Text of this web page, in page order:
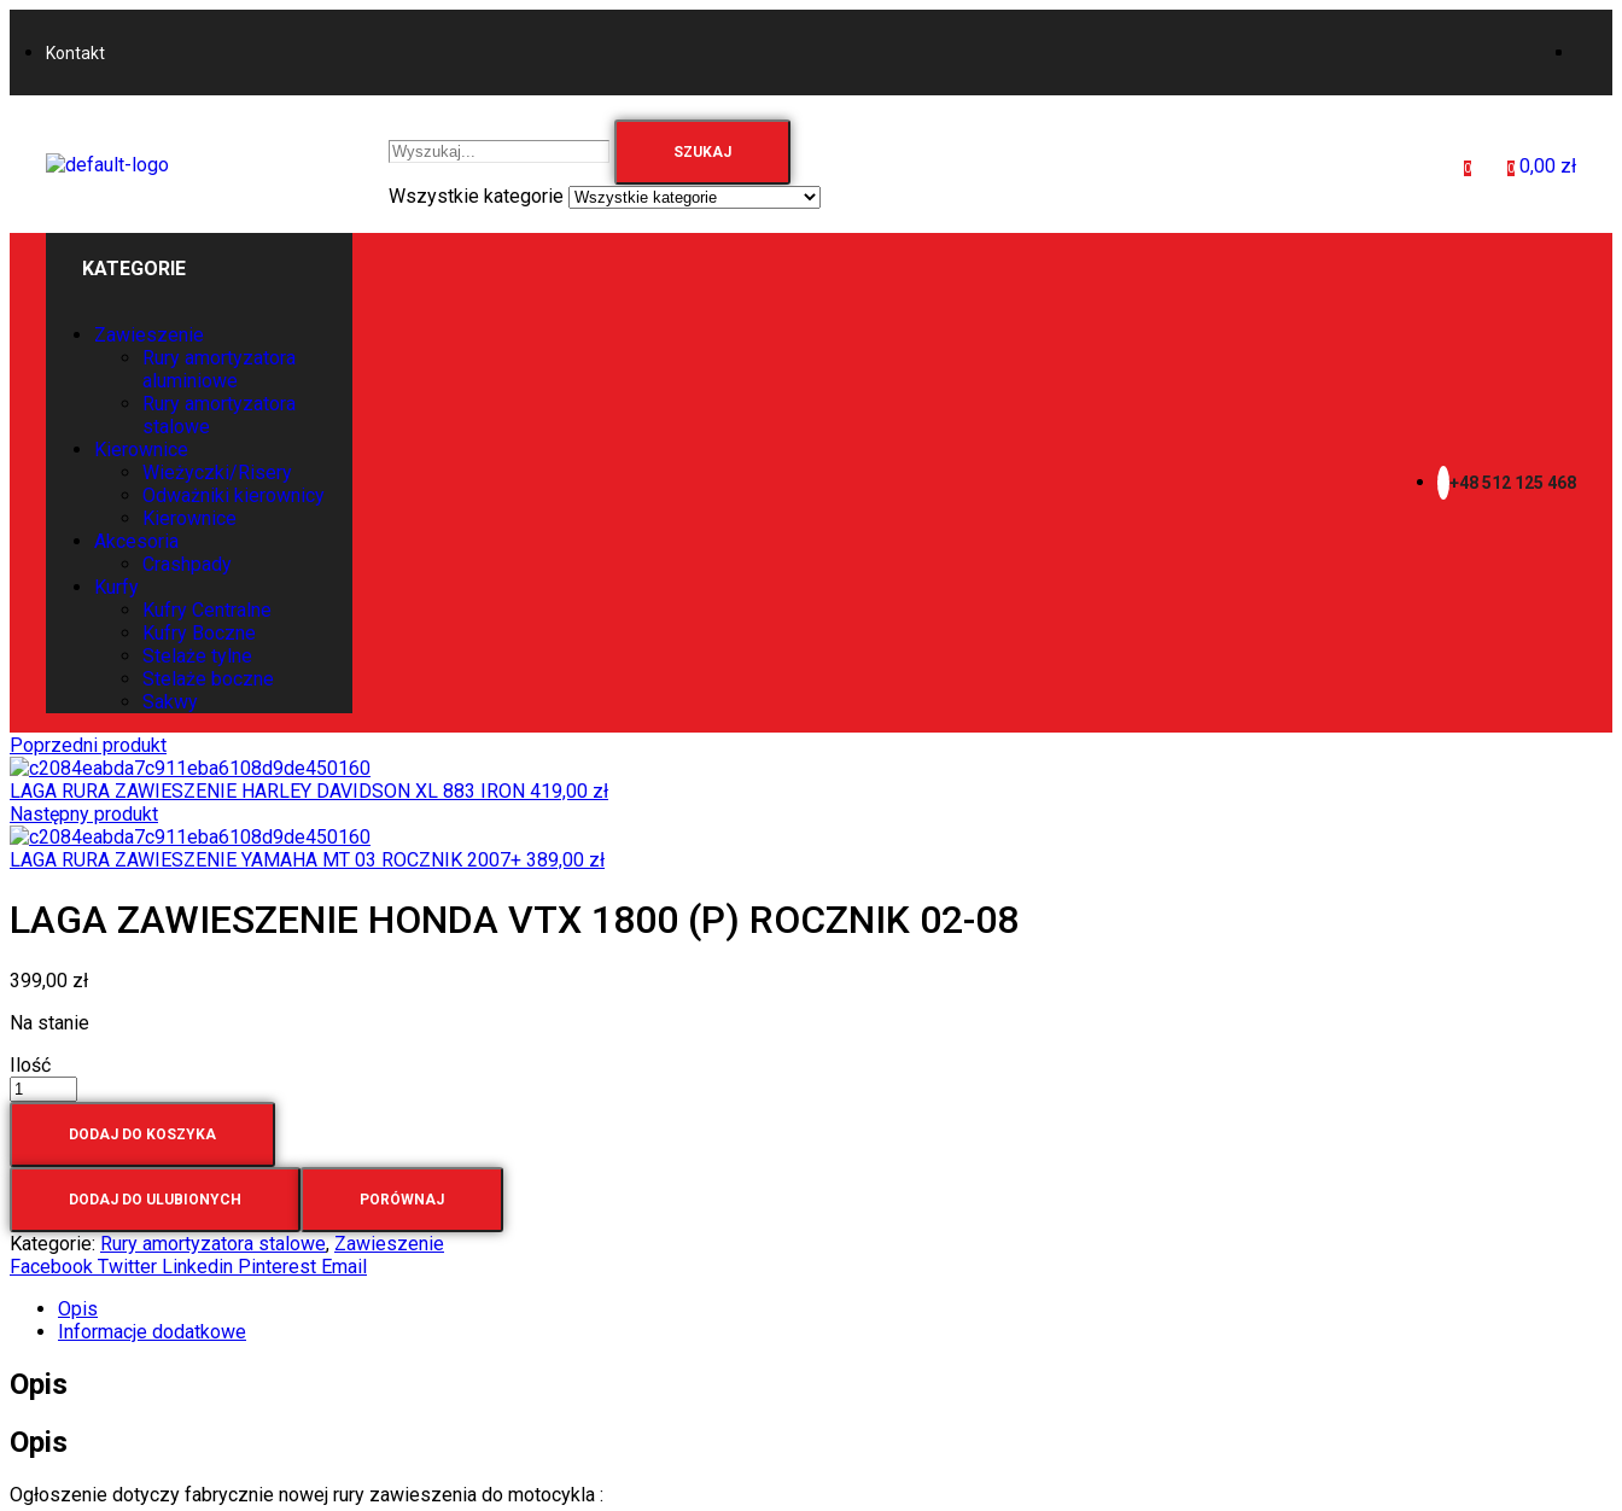
Kontakt
SZUKAJ
Wszystkie kategorie
0 0 0,00 zł
KATEGORIE
Zawieszenie
Rury amortyzatora
aluminiowe
Rury amortyzatora
stalowe
Kierownice
Wieżyczki/Risery
Odważniki kierownicy
Kierownice
Akcesoria
Crashpady
Kurfy
Kufry Centralne
Kufry Boczne
Stelaże tylne
Stelaże boczne
Sakwy
+48 512 125 468
Poprzedni produkt
LAGA RURA ZAWIESZENIE HARLEY DAVIDSON XL 883 IRON 419,00 zł
Następny produkt
LAGA RURA ZAWIESZENIE YAMAHA MT 03 ROCZNIK 2007+ 389,00 zł
LAGA ZAWIESZENIE HONDA VTX 1800 (P) ROCZNIK 02-08
399,00 zł
Na stanie
Ilość
DODAJ DO KOSZYKA
DODAJ DO ULUBIONYCH PORÓWNAJ
Kategorie:Rury amortyzatora stalowe,Zawieszenie
Facebook Twitter Linkedin Pinterest Email
Opis
Informacje dodatkowe
Opis
Opis
Ogłoszenie dotyczy fabrycznie nowej rury zawieszenia do motocykla :